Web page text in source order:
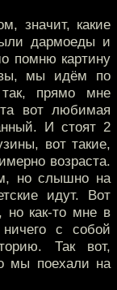
значит, какие
дармоеды и
помню картину
мы идём по
прямо мне
вот любимая
И стоят 2
вот такие,
возраста.
но слышно на
идут. Вот
но как-то мне в
с собой
Так вот,
мы поехали на